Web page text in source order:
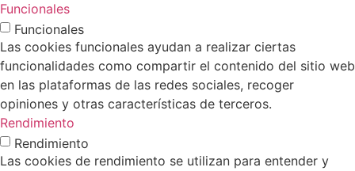
Funcionales
Funcionales
Las cookies funcionales ayudan a realizar ciertas
funcionalidades como compartir el contenido del sitio web
en las plataformas de las redes sociales, recoger
opiniones y otras características de terceros.
Rendimiento
Rendimiento
Las cookies de rendimiento se utilizan para entender y